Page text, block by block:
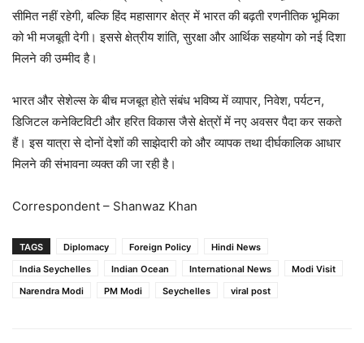
सीमित नहीं रहेगी, बल्कि हिंद महासागर क्षेत्र में भारत की बढ़ती रणनीतिक भूमिका
को भी मजबूती देगी। इससे क्षेत्रीय शांति, सुरक्षा और आर्थिक सहयोग को नई दिशा
मिलने की उम्मीद है।
भारत और सेशेल्स के बीच मजबूत होते संबंध भविष्य में व्यापार, निवेश, पर्यटन,
डिजिटल कनेक्टिविटी और हरित विकास जैसे क्षेत्रों में नए अवसर पैदा कर सकते
हैं। इस यात्रा से दोनों देशों की साझेदारी को और व्यापक तथा दीर्घकालिक आधार
मिलने की संभावना व्यक्त की जा रही है।
Correspondent – Shanwaz Khan
TAGS Diplomacy Foreign Policy
Hindi News
India Seychelles
Indian Ocean International News
Modi Visit
Narendra Modi
PM Modi Seychelles viral post